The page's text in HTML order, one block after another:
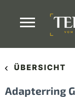
ÜBERSICHT
Adapterring